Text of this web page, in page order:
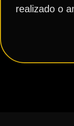
realizado o